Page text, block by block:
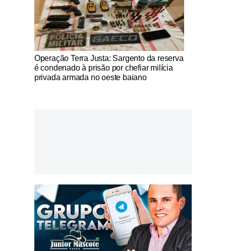
Notícias Católicas
Operação Terra Justa: Sargento da reserva
é condenado à prisão por chefiar milícia
privada armada no oeste baiano